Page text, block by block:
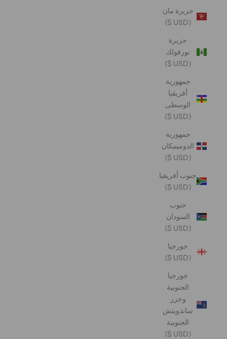
جزيرة مان
(USD $)
جزيرة
نورفولك
(USD $)
جمهورية
أفريقيا
الوسطى
(USD $)
جمهورية
الدومينيكان
(USD $)
جنوب أفريقيا
(USD $)
جنوب
السودان
(USD $)
جورجيا
(USD $)
جورجيا
الجنوبية
وجزر
ساندويتش
الجنوبية
(USD $)